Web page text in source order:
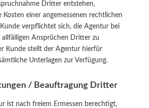
Dritter entstehen,
Kosten einer angemessenen rechtlichen
verpflichtet sich, die Agentur bei
Ansprüchen Dritter zu
Kunde stellt der Agentur hierfür
Unterlagen zur Verfügung.
/ Beauftragung Dritter
ist nach freiem Ermessen berechtigt,